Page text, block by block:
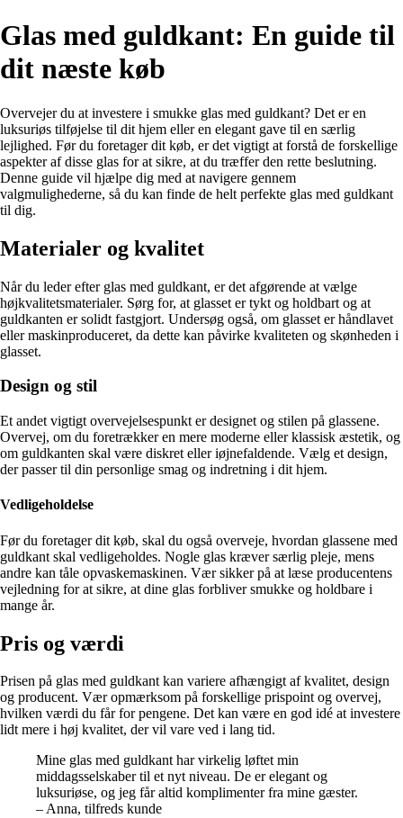
Glas med guldkant: En guide til
dit næste køb
Overvejer du at investere i smukke glas med guldkant? Det er en
luksuriøs tilføjelse til dit hjem eller en elegant gave til en særlig
lejlighed. Før du foretager dit køb, er det vigtigt at forstå de forskellige
aspekter af disse glas for at sikre, at du træffer den rette beslutning.
Denne guide vil hjælpe dig med at navigere gennem
valgmulighederne, så du kan finde de helt perfekte glas med guldkant
til dig.
Materialer og kvalitet
Når du leder efter glas med guldkant, er det afgørende at vælge
højkvalitetsmaterialer. Sørg for, at glasset er tykt og holdbart og at
guldkanten er solidt fastgjort. Undersøg også, om glasset er håndlavet
eller maskinproduceret, da dette kan påvirke kvaliteten og skønheden i
glasset.
Design og stil
Et andet vigtigt overvejelsespunkt er designet og stilen på glassene.
Overvej, om du foretrækker en mere moderne eller klassisk æstetik, og
om guldkanten skal være diskret eller iøjnefaldende. Vælg et design,
der passer til din personlige smag og indretning i dit hjem.
Vedligeholdelse
Før du foretager dit køb, skal du også overveje, hvordan glassene med
guldkant skal vedligeholdes. Nogle glas kræver særlig pleje, mens
andre kan tåle opvaskemaskinen. Vær sikker på at læse producentens
vejledning for at sikre, at dine glas forbliver smukke og holdbare i
mange år.
Pris og værdi
Prisen på glas med guldkant kan variere afhængigt af kvalitet, design
og producent. Vær opmærksom på forskellige prispoint og overvej,
hvilken værdi du får for pengene. Det kan være en god idé at investere
lidt mere i høj kvalitet, der vil vare ved i lang tid.
Mine glas med guldkant har virkelig løftet min
middagsselskaber til et nyt niveau. De er elegant og
luksuriøse, og jeg får altid komplimenter fra mine gæster.
– Anna, tilfreds kunde